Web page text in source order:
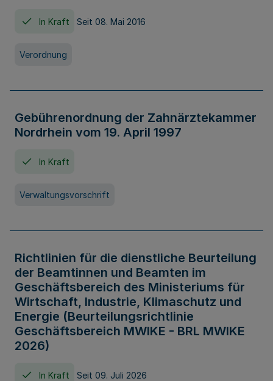
In Kraft Seit 08. Mai 2016
Verordnung
Gebührenordnung der Zahnärztekammer
Nordrhein vom 19. April 1997
In Kraft
Verwaltungsvorschrift
Richtlinien für die dienstliche Beurteilung
der Beamtinnen und Beamten im
Geschäftsbereich des Ministeriums für
Wirtschaft, Industrie, Klimaschutz und
Energie (Beurteilungsrichtlinie
Geschäftsbereich MWIKE - BRL MWIKE
2026)
In Kraft Seit 09. Juli 2026